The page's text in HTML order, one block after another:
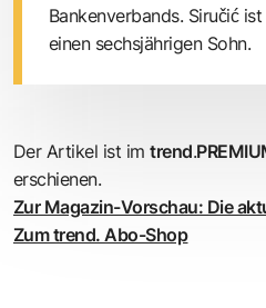
Bankenverbands. Siručić
einen sechsjährigen Sohn.
Der Artikel ist imtrend.
erschienen.
Zur Magazin-Vorschau: Die
Zum trend. Abo-Shop